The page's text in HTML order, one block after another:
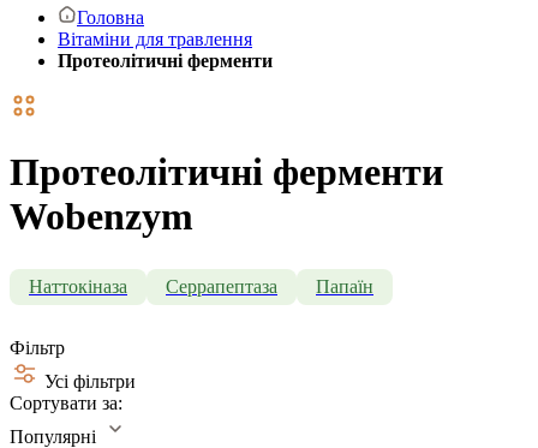
Головна
Вітаміни для травлення
Протеолітичні ферменти
Протеолітичні ферменти
Wobenzym
Наттокіназа Серрапептаза Папаїн
Фільтр
Усі фільтри
Сортувати за:
Популярні